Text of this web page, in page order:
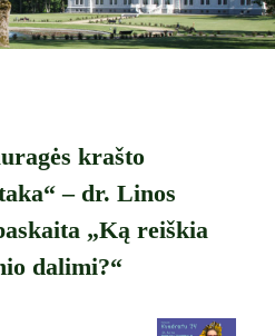
krašto
– dr. Linos
„Ką reiškia
dalimi?“